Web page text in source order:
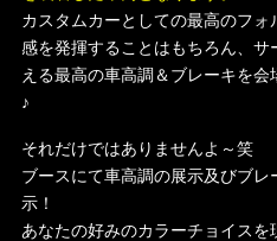
カスタムカーとしての最高のフ
感を発揮することはもちろん、
える最高の車高調＆ブレーキを
♪
それだけではありませんよ～笑
ブースにて車高調の展示及びブ
示！
あなたの好みのカラーチョイスを